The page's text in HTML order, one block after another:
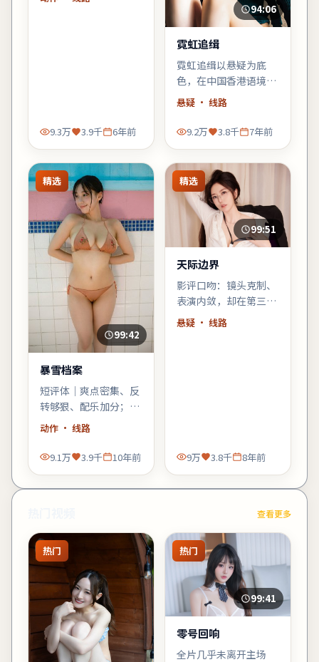
的群像调度在此片依然
9.3万 3.9千 6年前
94:06
霓虹追缉
霓虹追缉以悬疑为底
色，在中国香港语境里
铺陈悬念：当日常秩序
人都必须重新选择立
悬疑 · 线路
9.2万 3.8千 7年前
精选
99:42
暴雪档案
短评体｜爽点密集、反
转够狠、配乐加分；缺
点是个别配角工具人
化，整体仍值得动作爱
好者一试。
动作· 线路
9.1万 3.9千 10年前
精选
99:51
天际边界
影评口吻：镜头克制、
表演内敛，却在第三幕
用一场雨戏把张力推到
顶点——张译的细微表
悬疑 · 线路
9万 3.8千 8年前
查看更多
热门 热门
99:41
零号回响
全片几乎未离开主场